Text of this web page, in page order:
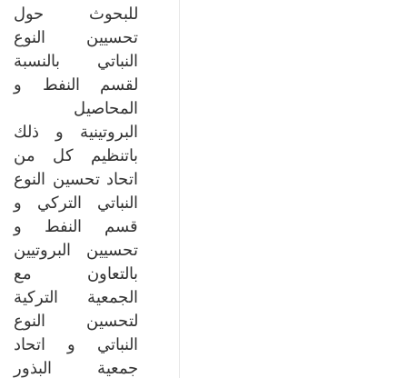
للبحوث حول
تحسيين النوع
النباتي بالنسبة
لقسم النفط و
المحاصيل
البروتينية و ذلك
باتنظيم كل من
اتحاد تحسين النوع
النباتي التركي و
قسم النفط و
تحسيين البروتيين
بالتعاون مع
الجمعية التركية
لتحسين النوع
النباتي و اتحاد
جمعية البذور